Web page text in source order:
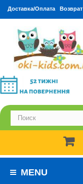
Доставка/Оплата Возврат
MENU